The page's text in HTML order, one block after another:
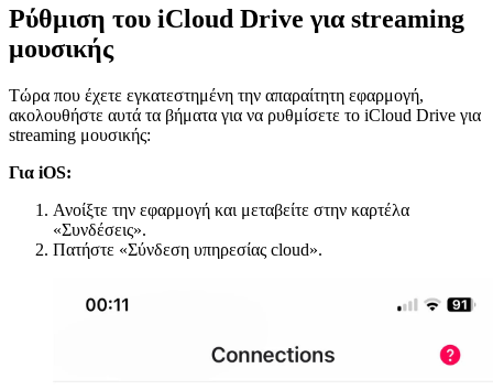
Ρύθμιση του iCloud Drive για streaming
μουσικής
Τώρα που έχετε εγκατεστημένη την απαραίτητη εφαρμογή,
ακολουθήστε αυτά τα βήματα για να ρυθμίσετε το iCloud Drive για
streaming μουσικής:
Για iOS:
Ανοίξτε την εφαρμογή και μεταβείτε στην καρτέλα
«Συνδέσεις».
Πατήστε «Σύνδεση υπηρεσίας cloud».